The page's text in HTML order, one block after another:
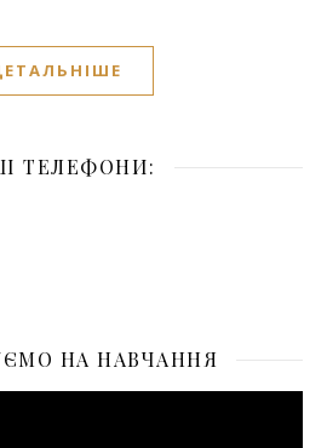
ТЕЛЕФОНИ:
НА НАВЧАННЯ